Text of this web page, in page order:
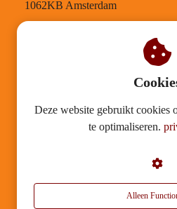
1062KB Amsterdam
KVK-nummer: 30126812
BTW-nummer:
Mission statement
Deze website gebruikt cookies
te optimaliseren.
Alleen